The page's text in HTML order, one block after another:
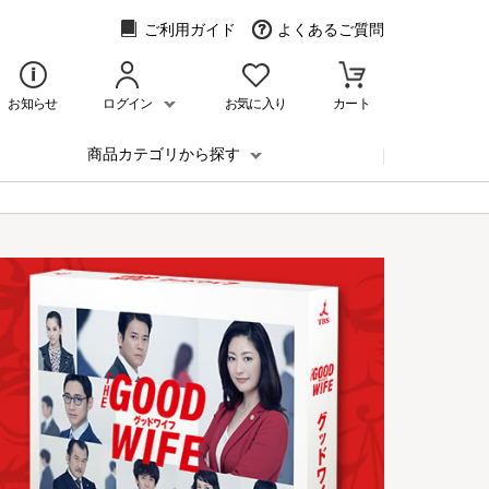
ご利用ガイド よくあるご質問
お知らせ ログイン お気に入り カート
商品カテゴリから探す